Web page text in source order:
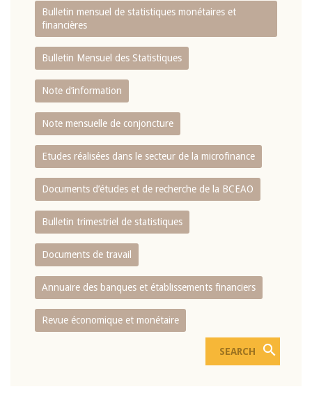
Bulletin mensuel de statistiques monétaires et
financières
Bulletin Mensuel des Statistiques
Note d’information
Note mensuelle de conjoncture
Etudes réalisées dans le secteur de la microfinance
Documents d’études et de recherche de la BCEAO
Bulletin trimestriel de statistiques
Documents de travail
Annuaire des banques et établissements financiers
Revue économique et monétaire